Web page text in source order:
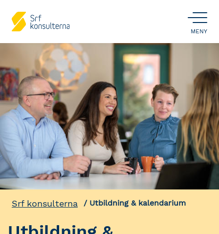
ÖPPNA
MENY
Srf konsulterna Utbildning & kalendarium